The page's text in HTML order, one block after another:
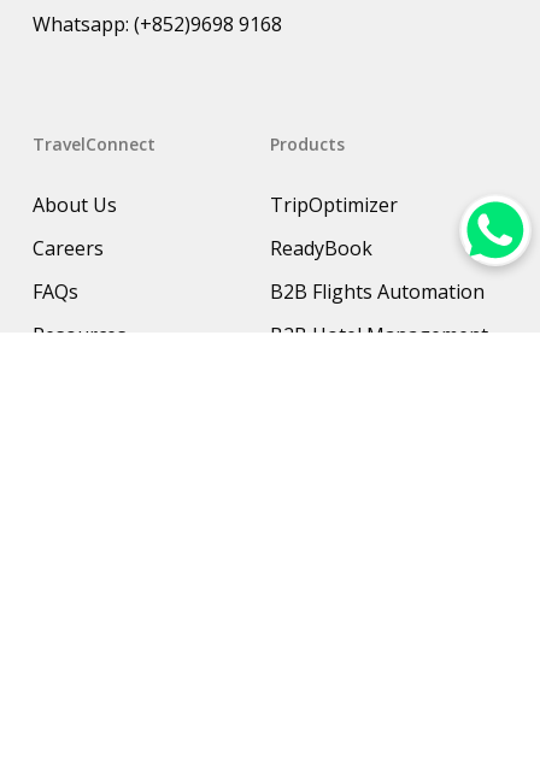
Whatsapp: (+852)9698 9168
TravelConnect
About Us
Careers
FAQs
Resources
Products
TripOptimizer
ReadyBook
B2B Flights Automation
B2B Hotel Management